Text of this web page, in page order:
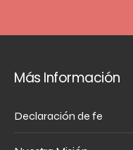
Más Información
Declaración de fe